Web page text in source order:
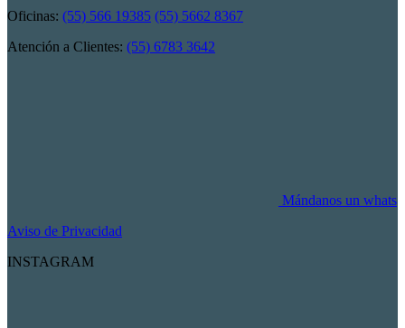
Oficinas: (55) 566 19385 (55) 5662 8367
Atención a Clientes: (55) 6783 3642
Mándanos un whats
Aviso de Privacidad
INSTAGRAM